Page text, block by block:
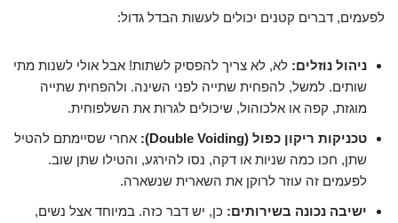
לפעמים, דברים קטנים יכולים לעשות הבדל גדול:
ניהול נוזלים: לא, לא צריך להפסיק לשתות! אבל אולי לשנות מתי
שותים. למשל, להפחית שתייה לפני השינה. ולהפחית שתייה
מוגזת, קפה או אלכוהול, שיכולים לגרות את השלפוחית.
טכניקות ריקון כפול (Double Voiding):
אחרי שסיימתם להטיל
שתן, חכו כמה שניות או דקה, נסו להירגע, והטילו שתן שוב.
לפעמים זה עוזר לרוקן את השארית שנשארה.
ישיבה נכונה בשירותים: כן, יש דבר כזה. במיוחד אצל נשים,